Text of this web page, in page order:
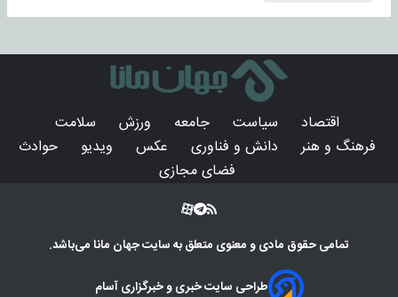
اقتصاد سیاست جامعه ورزش
سلامت
فرهنگ و هنر
دانش و فناوری عکس ویدیو
حوادث
فضای مجازی
تمامی حقوق مادی و معنوی متعلق به سایتجهان مانامی‌باشد.
طراحی سایت خبری و خبرگزاری آسام